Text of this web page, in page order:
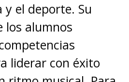
el deporte. Su
los alumnos
liderar con éxito